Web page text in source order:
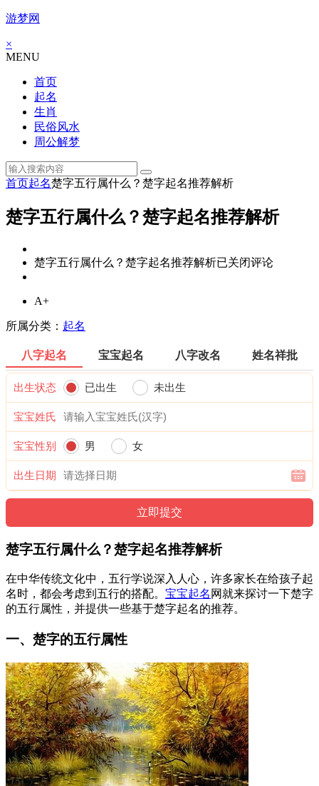
游梦网
×
MENU
首页
起名
生肖
民俗风水
周公解梦
首页起名楚字五行属什么？楚字起名推荐解析
楚字五行属什么？楚字起名推荐解析
楚字五行属什么？楚字起名推荐解析已关闭评论
A+
所属分类： 起名
八字起名 宝宝起名 八字改名 姓名祥批
出生状态 已出生 未出生
宝宝姓氏
宝宝性别 男 女
出生日期
楚字五行属什么？楚字起名推荐解析
在中华传统文化中，五行学说深入人心，许多家长在给孩子起
名时，都会考虑到五行的搭配。 宝宝起名 网就来探讨一下楚字
的五行属性，并提供一些基于楚字起名的推荐。
一、楚字的五行属性